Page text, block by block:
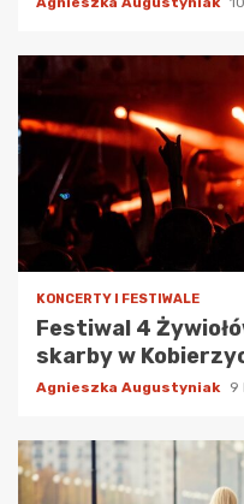
KONCERTY I FESTIWALE
Festiwal 4
skarby w
Agnieszka Augustyniak 9